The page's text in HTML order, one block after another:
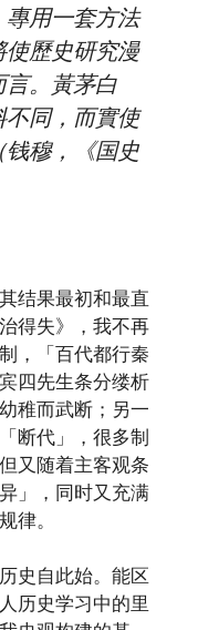
用一套方法
歷史研究漫
言。黃茅白
同，而實使
钱穆，《国史
结果最初和最直
得失》，我不再
，「百代都行秦
四先生条分缕析
稚而武断；另一
断代」，很多制
又随着主客观条
」，同时又充满
律。
史自此始。能区
历史学习中的里